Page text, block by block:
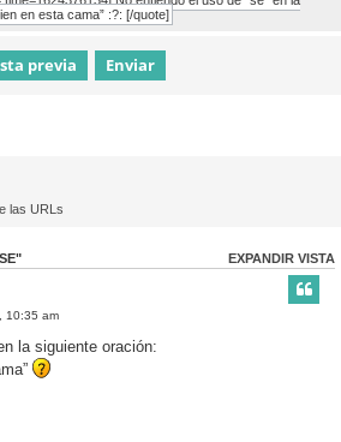
siguiente oración: “Se duerme bien en esta cama” :?: [/quote]
las URLs
EXPANDIR VISTA
10:35 am
la siguiente oración: